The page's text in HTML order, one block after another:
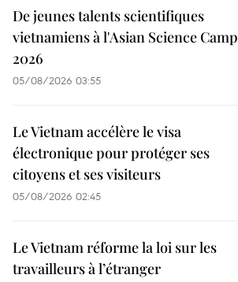
De jeunes talents scientifiques
vietnamiens à l'Asian Science Camp
2026
05/08/2026 03:55
Le Vietnam accélère le visa
électronique pour protéger ses
citoyens et ses visiteurs
05/08/2026 02:45
Le Vietnam réforme la loi sur les
travailleurs à l’étranger